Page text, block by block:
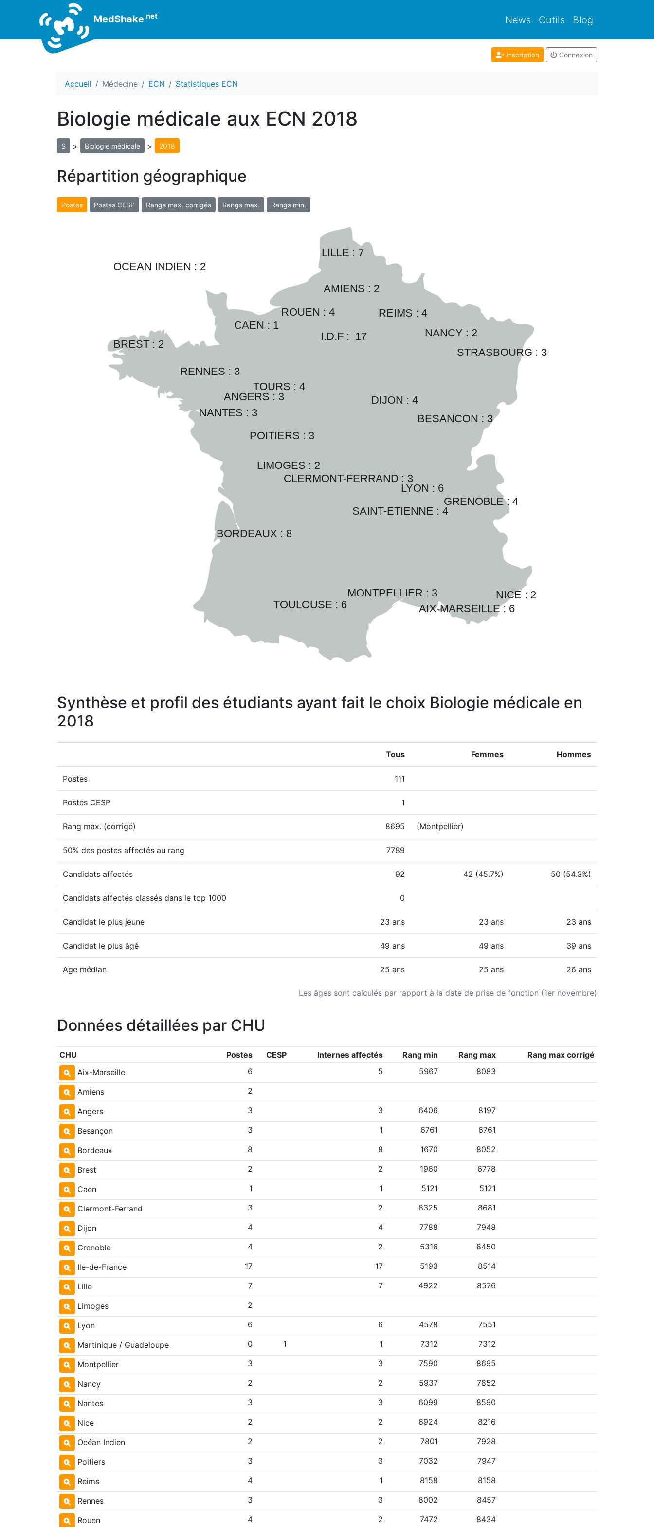
MedShake.net News Outils Blog
Inscription Connexion
Accueil Médecine ECN Statistiques ECN
Biologie médicale aux ECN 2018
S > Biologie médicale > 2018
Répartition géographique
Postes Postes CESP Rangs max. corrigés Rangs max. Rangs min.
AMIENS : 2
LILLE : 7
I.D.F : 17
AIX-MARSEILLE : 6
ANGERS : 3
OCEAN INDIEN : 2
BESANCON : 3
BORDEAUX : 8
BREST : 2
CAEN : 1
CLERMONT-FERRAND : 3
DIJON : 4
GRENOBLE : 4
LIMOGES : 2
LYON : 6
MONTPELLIER : 3
NANCY : 2
NANTES : 3
NICE : 2
POITIERS : 3
REIMS : 4
RENNES : 3
ROUEN : 4
SAINT-ETIENNE : 4
STRASBOURG : 3
TOULOUSE : 6
TOURS : 4
Synthèse et profil des étudiants ayant fait le choix Biologie médicale en
2018
Les âges sont calculés par rapport à la date de prise de fonction (1er novembre)
Tous Femmes Hommes
Postes 111
Postes CESP 1
Rang max. (corrigé) 8695 (Montpellier)
50% des postes affectés au rang 7789
Candidats affectés 92 42 (45.7%) 50 (54.3%)
Candidats affectés classés dans le top 1000 0
Candidat le plus jeune 23 ans 23 ans 23 ans
Candidat le plus âgé 49 ans 49 ans 39 ans
Age médian 25 ans 25 ans 26 ans
Données détaillées par CHU
CHU Postes CESP Internes affectés Rang min Rang max
Rang max corrigé
Aix-Marseille
6 5 5967 8083
Amiens 2
Angers 3 3 6406 8197
Besançon 3 1 6761 6761
Bordeaux 8 8 1670 8052
Brest 2 2 1960 6778
Caen 1 1 5121 5121
Clermont-Ferrand 3 2 8325 8681
Dijon 4 4 7788 7948
Grenoble 4 2 5316 8450
Ile-de-France 17 17 5193 8514
Lille 7 7 4922 8576
Limoges 2
Lyon 6 6 4578 7551
Martinique / Guadeloupe 0 1 1 7312 7312
Montpellier 3 3 7590 8695
Nancy 2 2 5937 7852
Nantes 3 3 6099 8590
Nice 2 2 6924 8216
Océan Indien 2 2 7801 7928
Poitiers 3 3 7032 7947
Reims 4 1 8158 8158
Rennes 3 3 8002 8457
Rouen 4 2 7472 8434